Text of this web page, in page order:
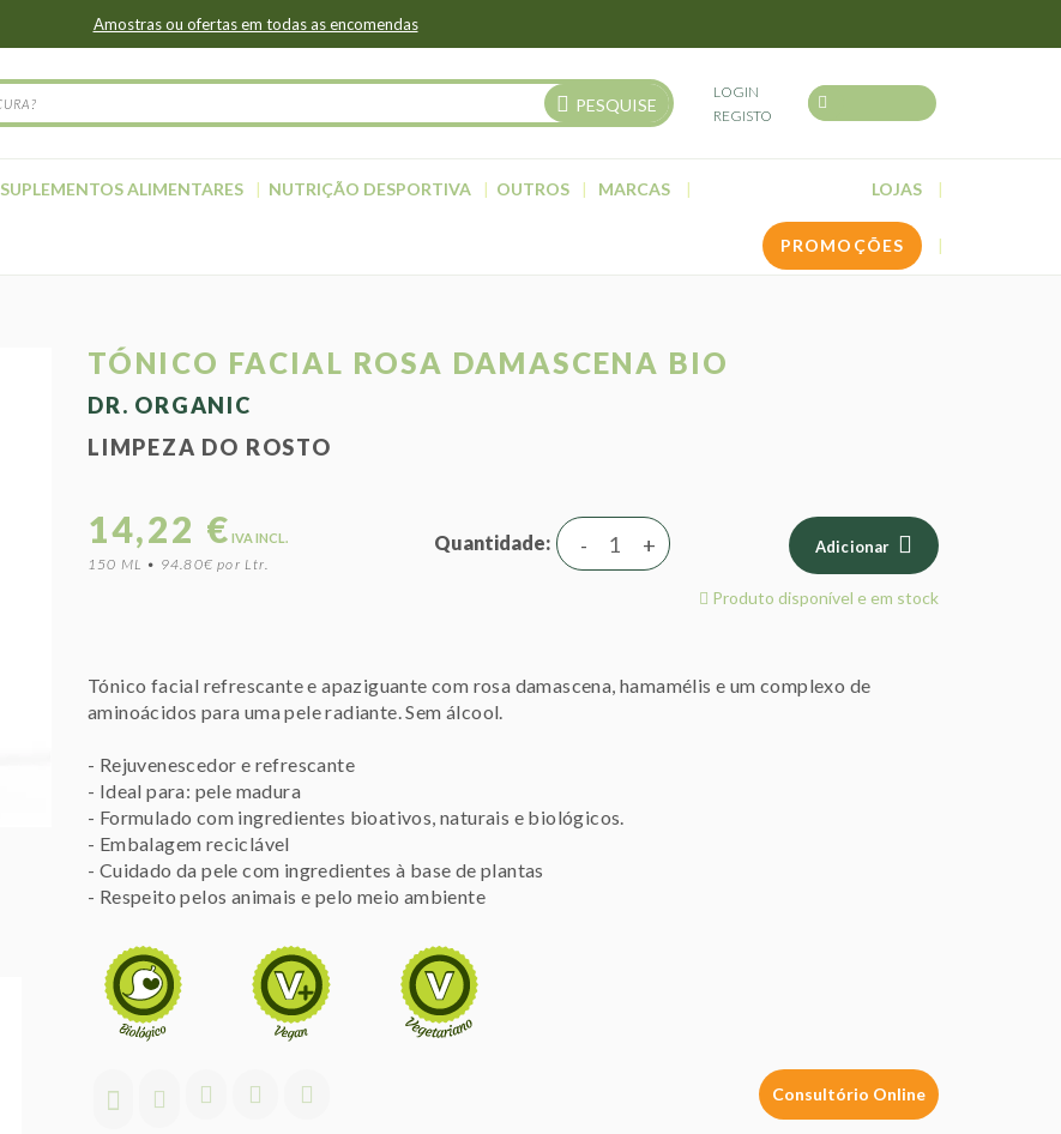
Amostras ou ofertas em todas as encomendas
PESQUISE
LOGIN
REGISTO
SUPLEMENTOS ALIMENTARES NUTRIÇÃO DESPORTIVA OUTROS MARCAS LOJAS
PROMOÇÕES
TÓNICO FACIAL ROSA DAMASCENA BIO
DR. ORGANIC
LIMPEZA DO ROSTO
14,22 € IVA INCL.
150 ML • 94.80€ por Ltr.
Quantidade +
- Adicionar
Produto disponível e em stock
Tónico facial refrescante e apaziguante com rosa damascena, hamamélis e um complexo de
aminoácidos para uma pele radiante. Sem álcool.
- Rejuvenescedor e refrescante
- Ideal para: pele madura
- Formulado com ingredientes bioativos, naturais e biológicos.
- Embalagem reciclável
- Cuidado da pele com ingredientes à base de plantas
- Respeito pelos animais e pelo meio ambiente
Consultório Online